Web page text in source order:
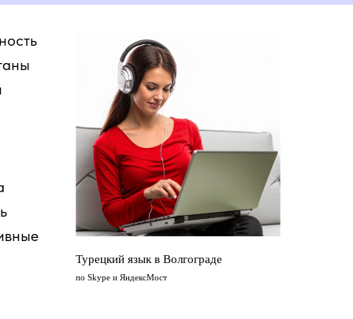
Турецкий язык в Волгограде
по Skype и ЯндексМост